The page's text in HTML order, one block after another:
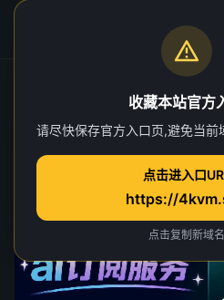
完美世界
第 205 集
收藏本站官方
请尽快保存官方入口页,避免当前
点击进入口
https://
点击复制新域名